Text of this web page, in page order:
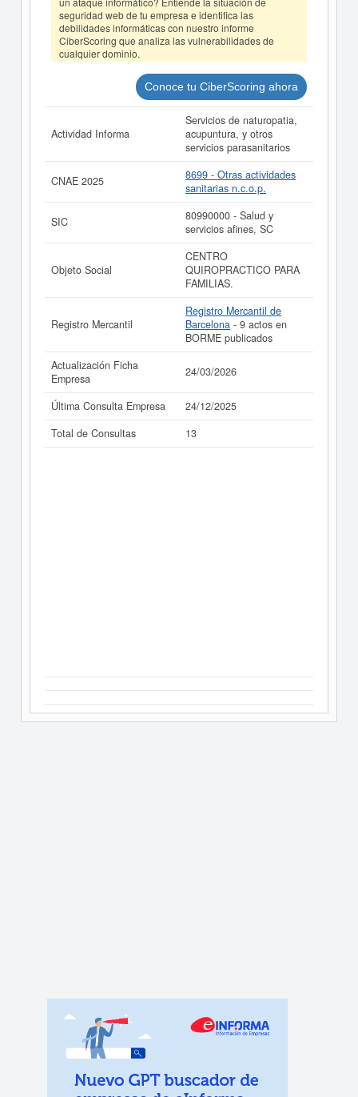
seguridad web de tu empresa e identifica las
debilidades informáticas con nuestro informe
CiberScoring que analiza las vulnerabilidades de
cualquier dominio.
Conoce tu CiberScoring ahora
Actividad Informa
Servicios de naturopatia,
acupuntura, y otros
servicios parasanitarios
CNAE 2025
8699 - Otras actividades
sanitarias n.c.o.p.
SIC
80990000 - Salud y
servicios afines, SC
Objeto Social
CENTRO
QUIROPRACTICO PARA
FAMILIAS.
Registro Mercantil
Registro Mercantil de
Barcelona - 9 actos en
BORME publicados
Actualización Ficha
Empresa
24/03/2026
Última Consulta Empresa
24/12/2025
Total de Consultas
13